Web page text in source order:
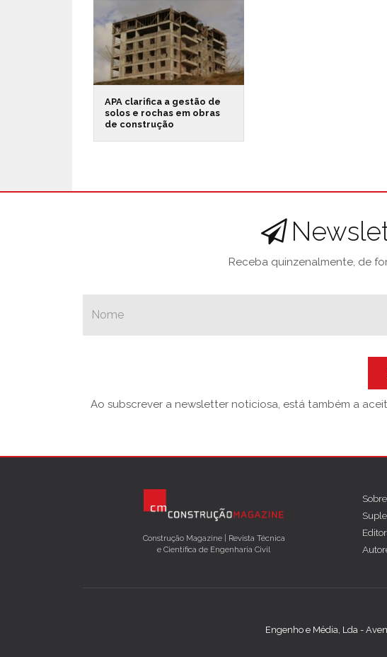
APA clarifica a gestão de
solos e rochas em obras
de construção
Receba quinzenalmente, de
Ao subscrever a newsletter noticiosa, está também a
Construção Magazine | Revista Técnica
e Científica de Engenharia Civil
Engenho e Média, Lda -